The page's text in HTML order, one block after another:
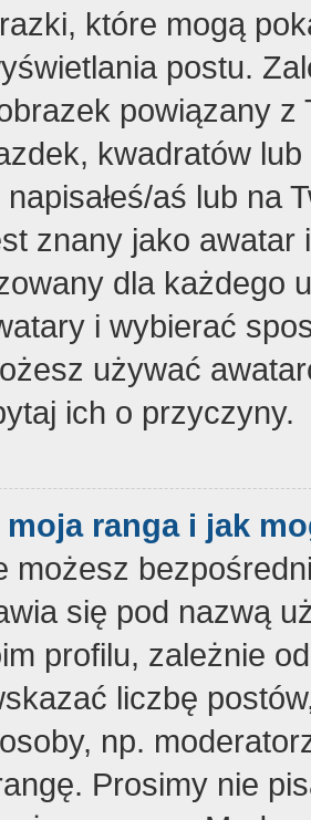
które mogą
postu.
powiązany z
kwadratów
aś lub na
znany jako
dla każdego
i wybierać
używać
ich o przyczyny.
ranga i jak
możesz
się pod nazwą
profilu, zależnie
liczbę
np.
Prosimy nie